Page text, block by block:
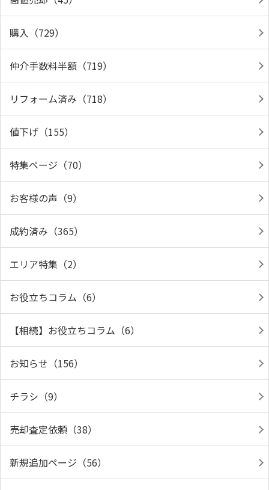
購入（729）
仲介手数料半額（719）
リフォーム済み（718）
値下げ（155）
特集ページ（70）
お客様の声（9）
成約済み（365）
エリア特集（2）
お役立ちコラム（6）
【相続】お役立ちコラム（6）
お知らせ（156）
チラシ（9）
売却査定依頼（38）
新規追加ページ（56）